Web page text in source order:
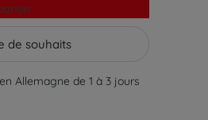
de souhaits
Allemagne de 1 à 3 jours